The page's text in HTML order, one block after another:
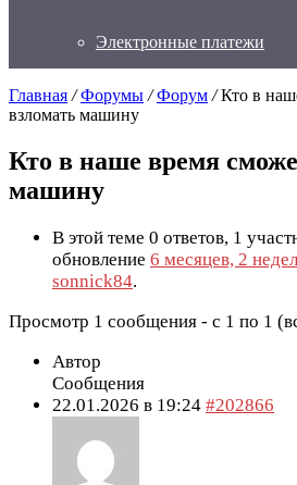
Электронные платежи
Главная / Форумы / Форум / Кто в
взломать машину
Кто в наше время
машину
В этой теме 0 ответов, 1
обновление 6 месяцев, 2
sonnick84.
Просмотр 1 сообщения - с 1 по 1
Автор
Сообщения
22.01.2026 в 19:24 #202866